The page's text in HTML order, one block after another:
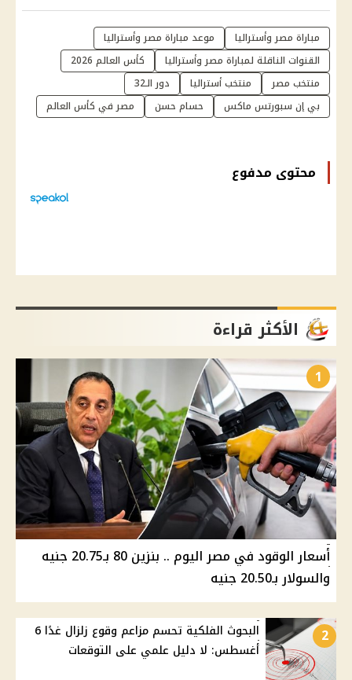
مباراة مصر وأستراليا
موعد مباراة مصر وأستراليا
القنوات الناقلة لمباراة مصر وأستراليا
كأس العالم 2026
منتخب مصر
منتخب أستراليا
دور الـ32
بي إن سبورتس ماكس
حسام حسن مصر في كأس العالم
محتوى مدفوع
الأكثر قراءة
1
أسعار الوقود في مصر اليوم .. بنزين 80 بـ20.75 جنيه
والسولار بـ20.50 جنيه
2
البحوث الفلكية تحسم مزاعم وقوع زلزال غدًا 6
أغسطس: لا دليل علمي على التوقعات